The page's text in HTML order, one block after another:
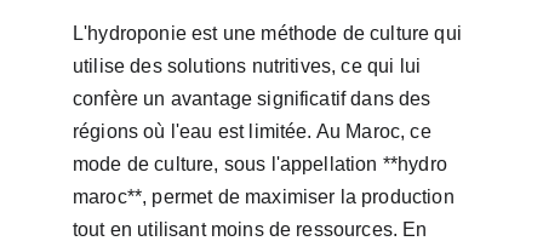
L'hydroponie est une méthode de culture qui
utilise des solutions nutritives, ce qui lui
confère un avantage significatif dans des
régions où l'eau est limitée. Au Maroc, ce
mode de culture, sous l'appellation **hydro
maroc**, permet de maximiser la production
tout en utilisant moins de ressources. En